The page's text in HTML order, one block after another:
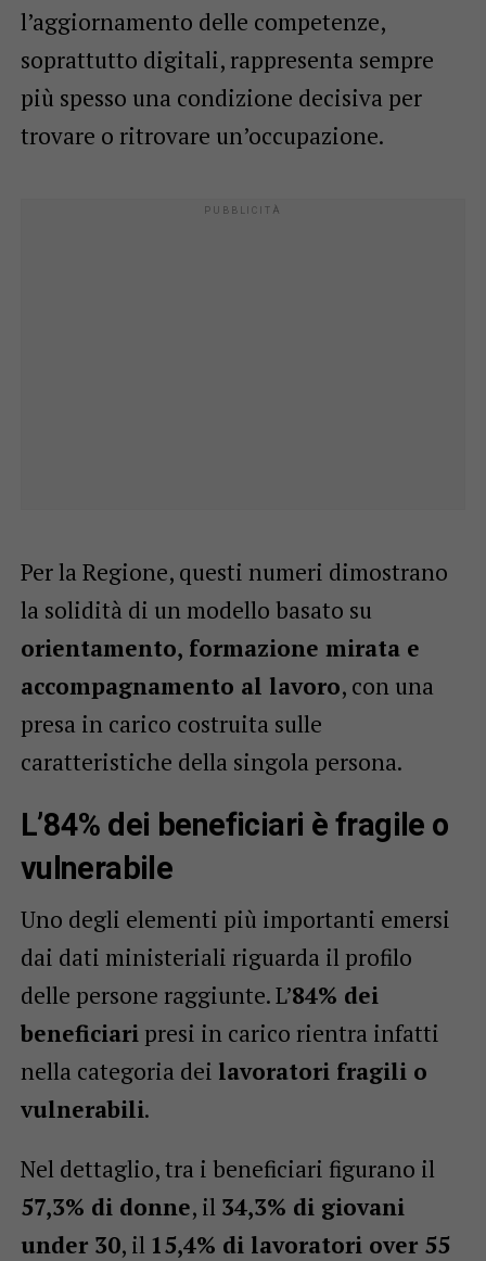
l’aggiornamento delle competenze,
soprattutto digitali, rappresenta sempre
più spesso una condizione decisiva per
trovare o ritrovare un’occupazione.
Per la Regione, questi numeri dimostrano
la solidità di un modello basato su
orientamento, formazione mirata e
accompagnamento al lavoro, con una
presa in carico costruita sulle
caratteristiche della singola persona.
L’84% dei beneficiari è fragile o
vulnerabile
Uno degli elementi più importanti emersi
dai dati ministeriali riguarda il profilo
delle persone raggiunte. L’84% dei
beneficiaripresi in carico rientra infatti
nella categoria dei lavoratori fragili o
vulnerabili.
Nel dettaglio, tra i beneficiari figurano il
57,3% di donne, il 34,3% di giovani
under 30, il 15,4% di lavoratori over 55